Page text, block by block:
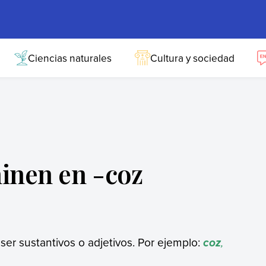
Ciencias naturales Cultura y sociedad
en -coz
sustantivos o adjetivos. Por ejemplo: coz,